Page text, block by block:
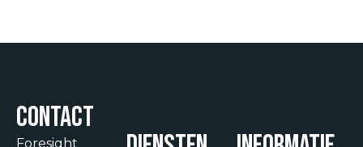
Contact
Foresight